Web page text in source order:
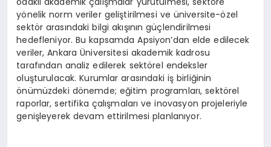
yönelik norm veriler geliştirilmesi ve üniversite-özel
sektör arasındaki bilgi akışının güçlendirilmesi
hedefleniyor. Bu kapsamda Apsiyon’dan elde edilecek
veriler, Ankara Üniversitesi akademik kadrosu
tarafından analiz edilerek sektörel endeksler
oluşturulacak. Kurumlar arasındaki iş birliğinin
önümüzdeki dönemde; eğitim programları, sektörel
raporlar, sertifika çalışmaları ve inovasyon projeleriyle
genişleyerek devam ettirilmesi planlanıyor.